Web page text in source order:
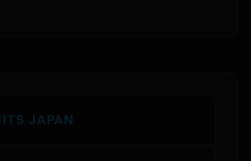
JAPAN